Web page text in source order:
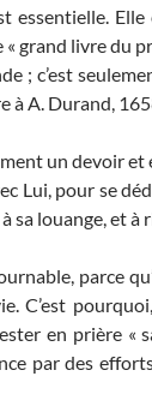
grand livre du
; c’est
à A. Durand,
un devoir
Lui, pour se
sa louange, et à
parce
C’est
en prière «
par des